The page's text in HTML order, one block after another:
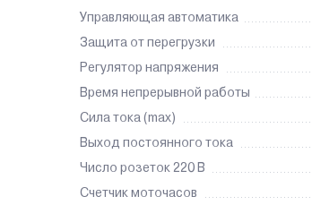
Управляющая автоматика
Защита от перегрузки
Регулятор напряжения
Время непрерывной работы
Сила тока (max)
Выход постоянного тока
Число розеток 220 В
Счетчик моточасов